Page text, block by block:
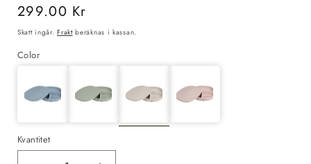
Ordinarie
pris
299.00 Kr
Skatt ingår.Fraktberäknas i kassan.
Color
Kvantitet